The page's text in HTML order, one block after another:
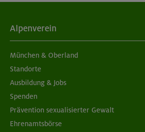
05./06.09.26
Grundkurs Klettern indoor für Frauen
München
Alpenverein
München & Oberland
Standorte
Ausbildung & Jobs
Spenden
Prävention sexualisierter Gewalt
Ehrenamtsbörse